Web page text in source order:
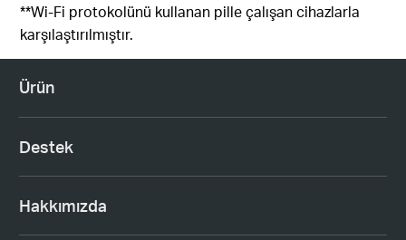
**Wi-Fi protokolünü kullanan pille çalışan cihazlarla
karşılaştırılmıştır.
Ürün
Destek
Hakkımızda